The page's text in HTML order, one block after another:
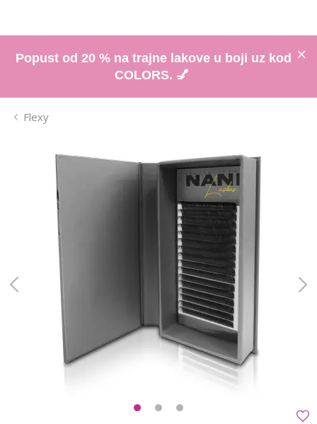
Popust od 20 % na trajne lakove u boji uz kod
COLORS. 💅
Flexy